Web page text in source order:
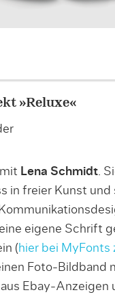
»Reluxe«
Lena Schmidt.
in freier Kunst
eigene Schrift
(hier bei MyFonts
Foto-Bildband
Ebay-Anzeigen